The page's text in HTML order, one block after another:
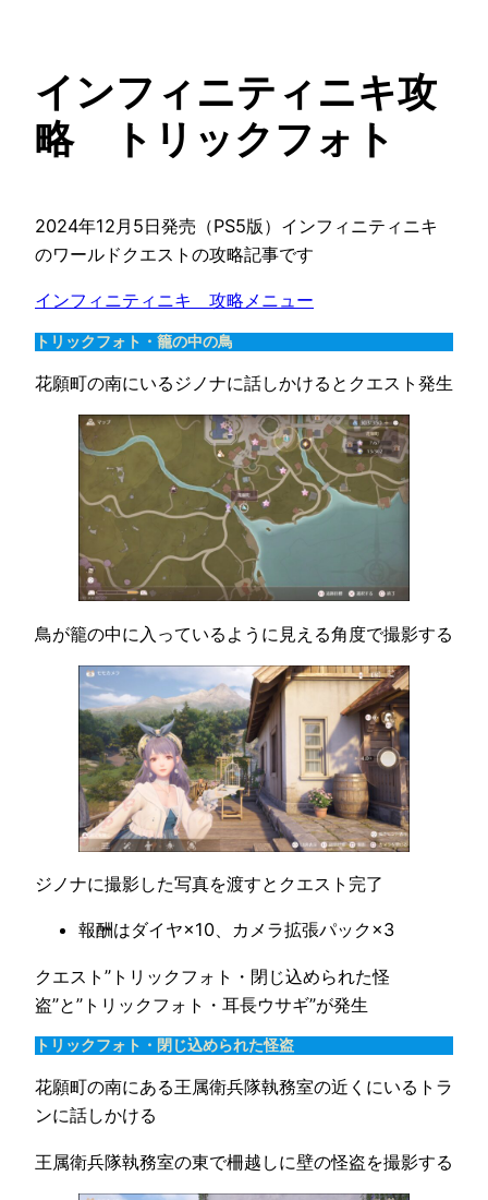
インフィニティニキ攻
略 トリックフォト
2024年12月5日発売（PS5版）インフィニティニキ
のワールドクエストの攻略記事です
インフィニティニキ　攻略メニュー
トリックフォト・籠の中の鳥
花願町の南にいるジノナに話しかけるとクエスト発生
鳥が籠の中に入っているように見える角度で撮影する
ジノナに撮影した写真を渡すとクエスト完了
報酬はダイヤ×10、カメラ拡張パック×3
クエスト”トリックフォト・閉じ込められた怪
盗”と”トリックフォト・耳長ウサギ”が発生
トリックフォト・閉じ込められた怪盗
花願町の南にある王属衛兵隊執務室の近くにいるトラ
ンに話しかける
王属衛兵隊執務室の東で柵越しに壁の怪盗を撮影する